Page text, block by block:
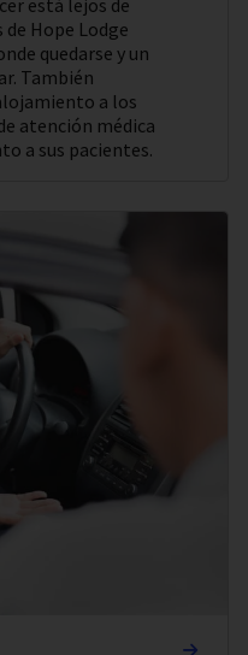
Hope Lodge
quedarse y un
También
a los
atención médica
a sus pacientes.